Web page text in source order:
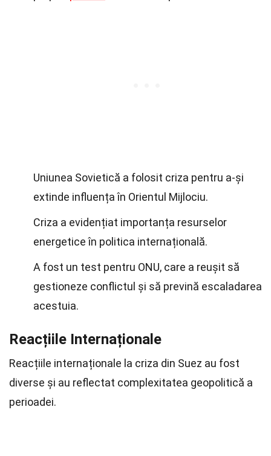
Uniunea Sovietică a folosit criza pentru a-și
extinde influența în Orientul Mijlociu.
Criza a evidențiat importanța resurselor
energetice în politica internațională.
A fost un test pentru ONU, care a reușit să
gestioneze conflictul și să prevină escaladarea
acestuia.
Reacțiile Internaționale
Reacțiile internaționale la criza din Suez au fost
diverse și au reflectat complexitatea geopolitică a
perioadei.